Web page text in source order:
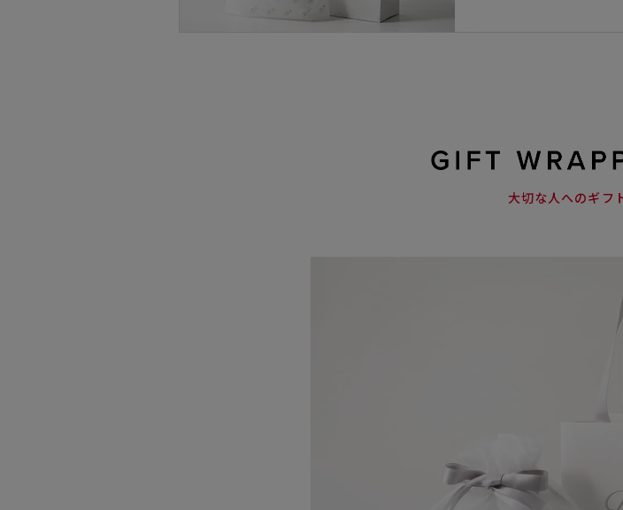
大切な人へのギフ